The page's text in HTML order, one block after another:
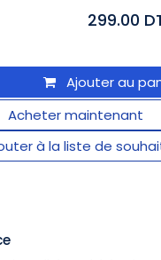
Ajouter au
Acheter maintenant
à la liste de
299.00